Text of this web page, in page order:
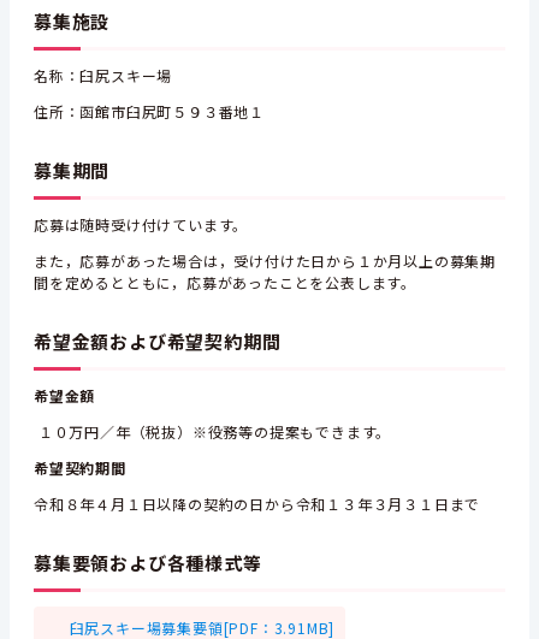
募集施設
名称：臼尻スキー場
住所：函館市臼尻町５９３番地１
募集期間
応募は随時受け付けています。
また，応募があった場合は，受け付けた日から１か月以上の募集期
間を定めるとともに，応募があったことを公表します。
希望金額および希望契約期間
希望金額
１０万円／年（税抜）※役務等の提案もできます。
希望契約期間
令和８年４月１日以降の契約の日から令和１３年３月３１日まで
募集要領および各種様式等
臼尻スキー場募集要領[PDF：3.91MB]